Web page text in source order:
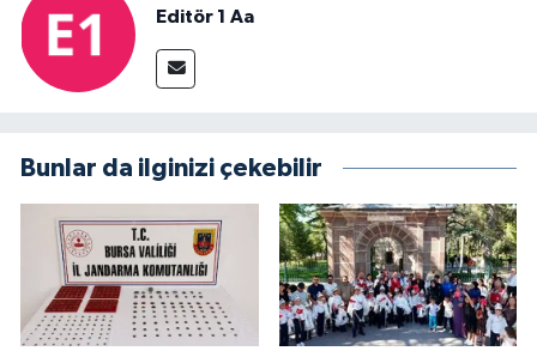
Editör 1 Aa
Bunlar da ilginizi çekebilir